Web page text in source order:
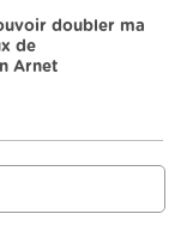
doubler ma
de
Arnet